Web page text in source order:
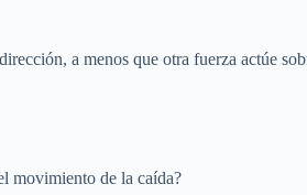
a menos que otra fuerza actúe
movimiento de la caída?